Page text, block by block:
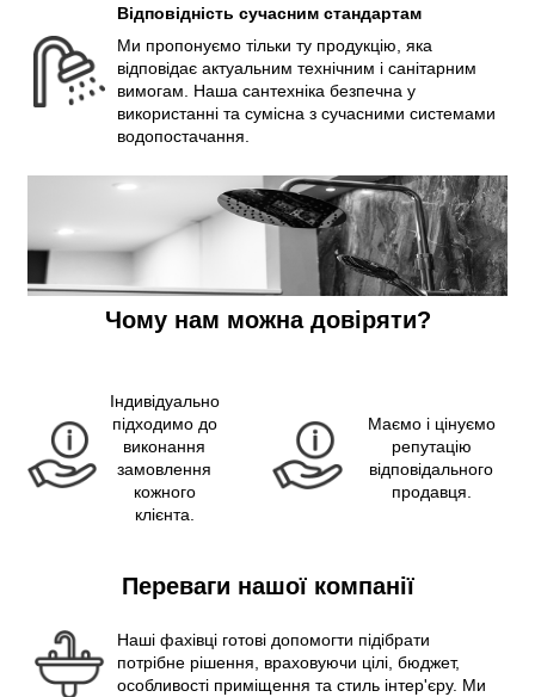
Відповідність сучасним стандартам
Ми пропонуємо тільки ту продукцію, яка
відповідає актуальним технічним і санітарним
вимогам. Наша сантехніка безпечна у
використанні та сумісна з сучасними системами
водопостачання.
Чому нам можна довіряти?
Індивідуально
підходимо до
виконання
замовлення
кожного
клієнта.
Маємо і цінуємо
репутацію
відповідального
продавця.
Переваги нашої компанії
Наші фахівці готові допомогти підібрати
потрібне рішення, враховуючи цілі, бюджет,
особливості приміщення та стиль інтер'єру. Ми